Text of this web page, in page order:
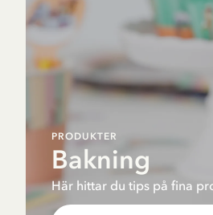
PRODUKTER
Bakning
Här hittar du tips på fina